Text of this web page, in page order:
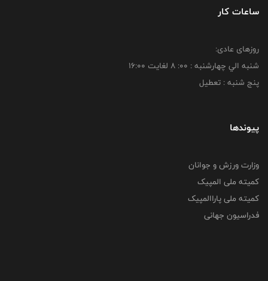
ساعات کار
روزهای عادی:
شنبه الي چهارشنبه : 00: 8 لغايت 16:00
پنج شنبه : تعطیل
پیوندها
وزارت ورزش و جوانان
کمیته ملی المپیک
کمیته ملی پاراالمپیک
فدراسیون جهانی